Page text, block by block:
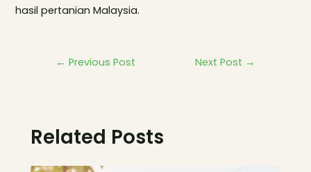
hasil pertanian Malaysia.
← Previous Post Next Post →
Related Posts